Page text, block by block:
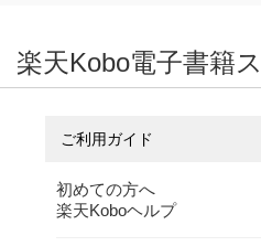
楽天Kobo電子書籍
ご利用ガイド
初めての方へ
楽天Koboヘルプ